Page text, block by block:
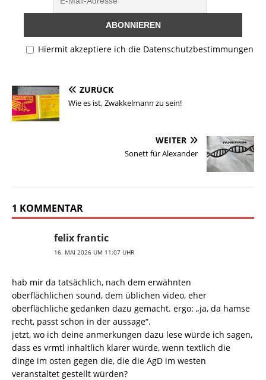
n k
Hiermit akzeptiere ich die Datenschutzbestimmungen
ZURÜCK
Wie es ist, Zwakkelmann zu sein!
WEITER
Sonett für Alexander
1 KOMMENTAR
felix frantic
16. MAI 2026 UM 11:07 UHR
hab mir da tatsächlich, nach dem erwähnten
oberflächlichen sound, dem üblichen video, eher
oberflächliche gedanken dazu gemacht. ergo: „ja, da hamse
recht, passt schon in der aussage“.
jetzt, wo ich deine anmerkungen dazu lese würde ich sagen,
dass es vrmtl inhaltlich klarer würde, wenn textlich die
dinge im osten gegen die, die die AgD im westen
veranstaltet gestellt würden?